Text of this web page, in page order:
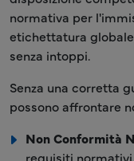
normativa per
etichettatura
senza intoppi.
Senza una corretta
possono affrontare
Non Conformità
requisiti